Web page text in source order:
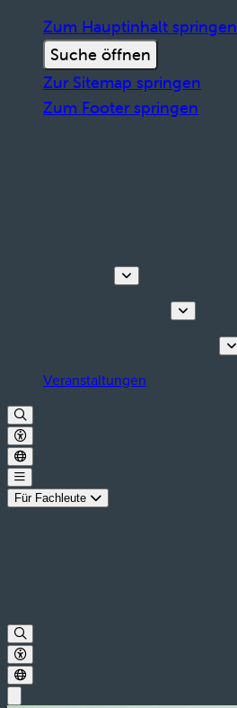
Zum Hauptinhalt springen
Suche öffnen
Zur Sitemap springen
Zum Footer springen
Veranstaltungen
Für Fachleute